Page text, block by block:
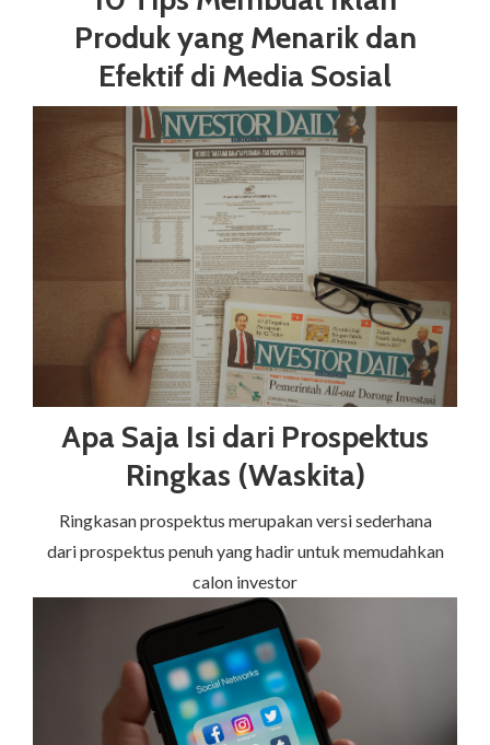
Produk yang Menarik dan
Efektif di Media Sosial
Apa Saja Isi dari Prospektus
Ringkas (Waskita)
Ringkasan prospektus merupakan versi sederhana
dari prospektus penuh yang hadir untuk memudahkan
calon investor